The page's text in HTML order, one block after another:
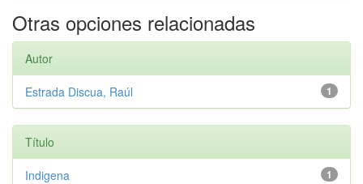
Otras opciones relacionadas
Autor
1
Estrada Discua, Raúl
Título
1
Indigena